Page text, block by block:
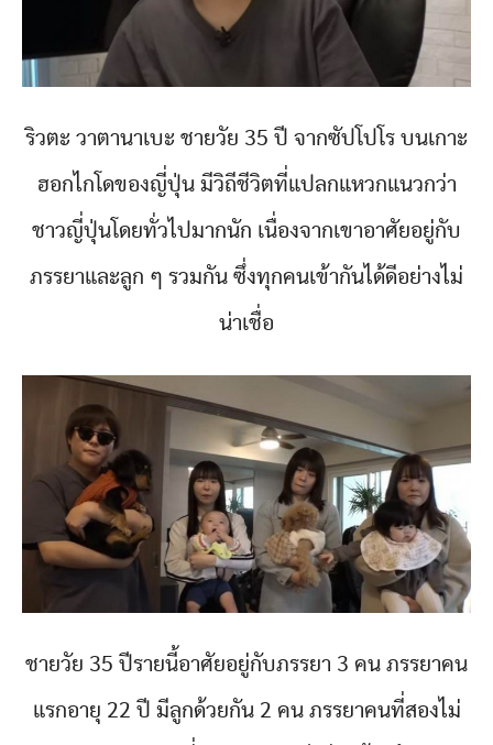
ริวตะ วาตานาเบะ ชายวัย 35 ปี จากซัปโปโร บนเกาะ
ฮอกไกโดของญี่ปุ่น มีวิถีชีวิตที่แปลกแหวกแนวกว่า
ชาวญี่ปุ่นโดยทั่วไปมากนัก เนื่องจากเขาอาศัยอยู่กับ
ภรรยาและลูก ๆ รวมกัน ซึ่งทุกคนเข้ากันได้ดีอย่างไม่
น่าเชื่อ
ชายวัย 35 ปีรายนี้อาศัยอยู่กับภรรยา 3 คน ภรรยาคน
แรกอายุ 22 ปี มีลูกด้วยกัน 2 คน ภรรยาคนที่สองไม่